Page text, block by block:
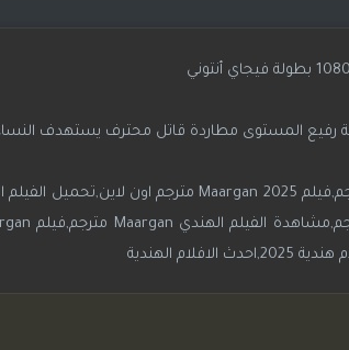
رفيع المستوى مطاردة قاتل محترف يستهدف